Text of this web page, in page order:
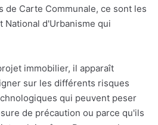
de Carte Communale, ce sont les
National d'Urbanisme qui
immobilier, il apparaît
sur les différents risques
qui peuvent peser
de précaution ou parce qu'ils